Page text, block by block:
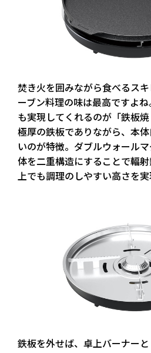
焚き火を囲みながら食べるス
ーブン料理の味は最高ですよ
も実現してくれるのが「鉄板焼
極厚の鉄板でありながら、本
いのが特徴。ダブルウォール
体を二重構造にすることで輻
上でも調理のしやすい高さを実
鉄板を外せば、卓上バーナー